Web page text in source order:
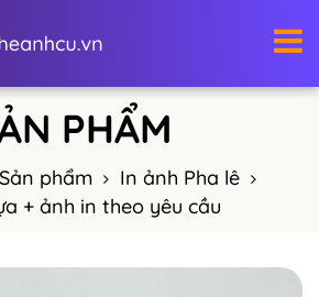
Sản phẩm
In ảnh Pha lê
+ ảnh in theo yêu cầu